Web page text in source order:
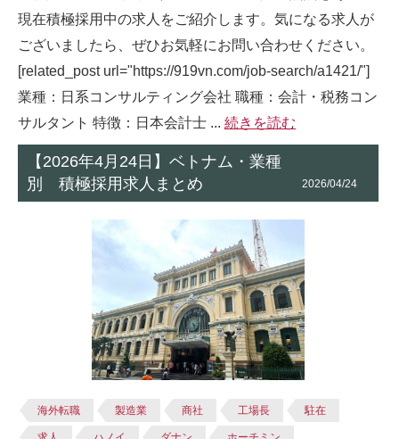
現在積極採用中の求人をご紹介します。気になる求人が
ございましたら、ぜひお気軽にお問い合わせください。
[related_post url="https://919vn.com/job-search/a1421/"]
業種：日系コンサルティング会社 職種：会計・税務コン
サルタント 特徴：日本会計士 ... 続きを読む
【2026年4月24日】ベトナム・業種
別 積極採用求人まとめ
2026/04/24
海外転職 製造業 商社 工場長 駐在